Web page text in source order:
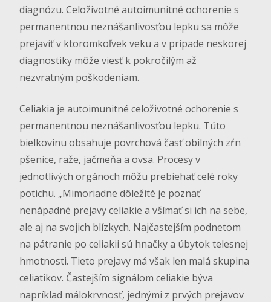
diagnózu. Celoživotné autoimunitné ochorenie s
permanentnou neznášanlivosťou lepku sa môže
prejaviť v ktoromkoľvek veku a v prípade neskorej
diagnostiky môže viesť k pokročilým až
nezvratným poškodeniam.
Celiakia je autoimunitné celoživotné ochorenie s
permanentnou neznášanlivosťou lepku. Túto
bielkovinu obsahuje povrchová časť obilných zŕn
pšenice, raže, jačmeňa a ovsa. Procesy v
jednotlivých orgánoch môžu prebiehať celé roky
potichu. „Mimoriadne dôležité je poznať
nenápadné prejavy celiakie a všímať si ich na sebe,
ale aj na svojich blízkych. Najčastejším podnetom
na pátranie po celiakii sú hnačky a úbytok telesnej
hmotnosti. Tieto prejavy má však len malá skupina
celiatikov. Častejším signálom celiakie býva
napríklad málokrvnosť, jednými z prvých prejavov